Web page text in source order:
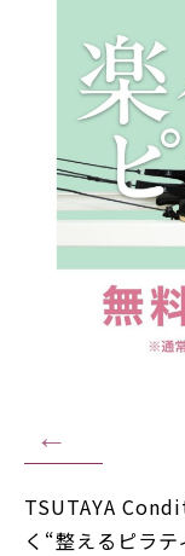
TSUTAYA
く“整えるピラテ